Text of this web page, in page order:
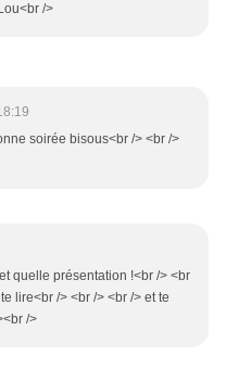
/>
soirée bisous<br /> <br />
quelle présentation !<br /> <br
lire<br /> <br /> <br /> et te
/>